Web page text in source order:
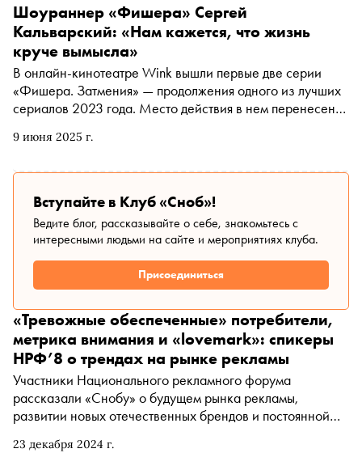
9 июня 2025 г.
Шоураннер «Фишера» Сергей
Кальварский: «Нам кажется, что жизнь
круче вымысла»
В онлайн-кинотеатре Wink вышли первые две серии
«Фишера. Затмения» — продолжения одного из лучших
сериалов 2023 года. Место действия в нем перенесено
— из прошлого сезона в актерском составе остался
первый, снят на основе реальных событий. После
премьеры Катя Загвоздкина поговорила со сценаристом
и шоураннером Сергеем Кальварским (создал
«Фишера» вместе с Натальей Капустиной) о проклятии
второго сезона, «калькуляционном кино» и работе с
фактами
Вступайте в Клуб «Сноб»!
Ведите блог, рассказывайте о себе, знакомьтесь с
интересными людьми на сайте и мероприятиях клуба.
Присоединиться
23 декабря 2024 г.
«Тревожные обеспеченные» потребители,
метрика внимания и «lovemark»: спикеры
НРФ’8 о трендах на рынке рекламы
Участники Национального рекламного форума
рассказали «Снобу» о будущем рынка рекламы,
развитии новых отечественных брендов и постоянной